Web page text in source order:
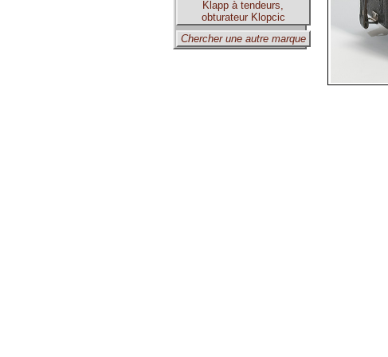
Klapp à tendeurs,
obturateur Klopcic
Chercher une autre marque